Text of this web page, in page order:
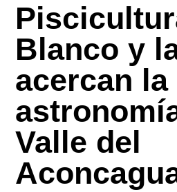
Blanco y
acercan la
Valle del